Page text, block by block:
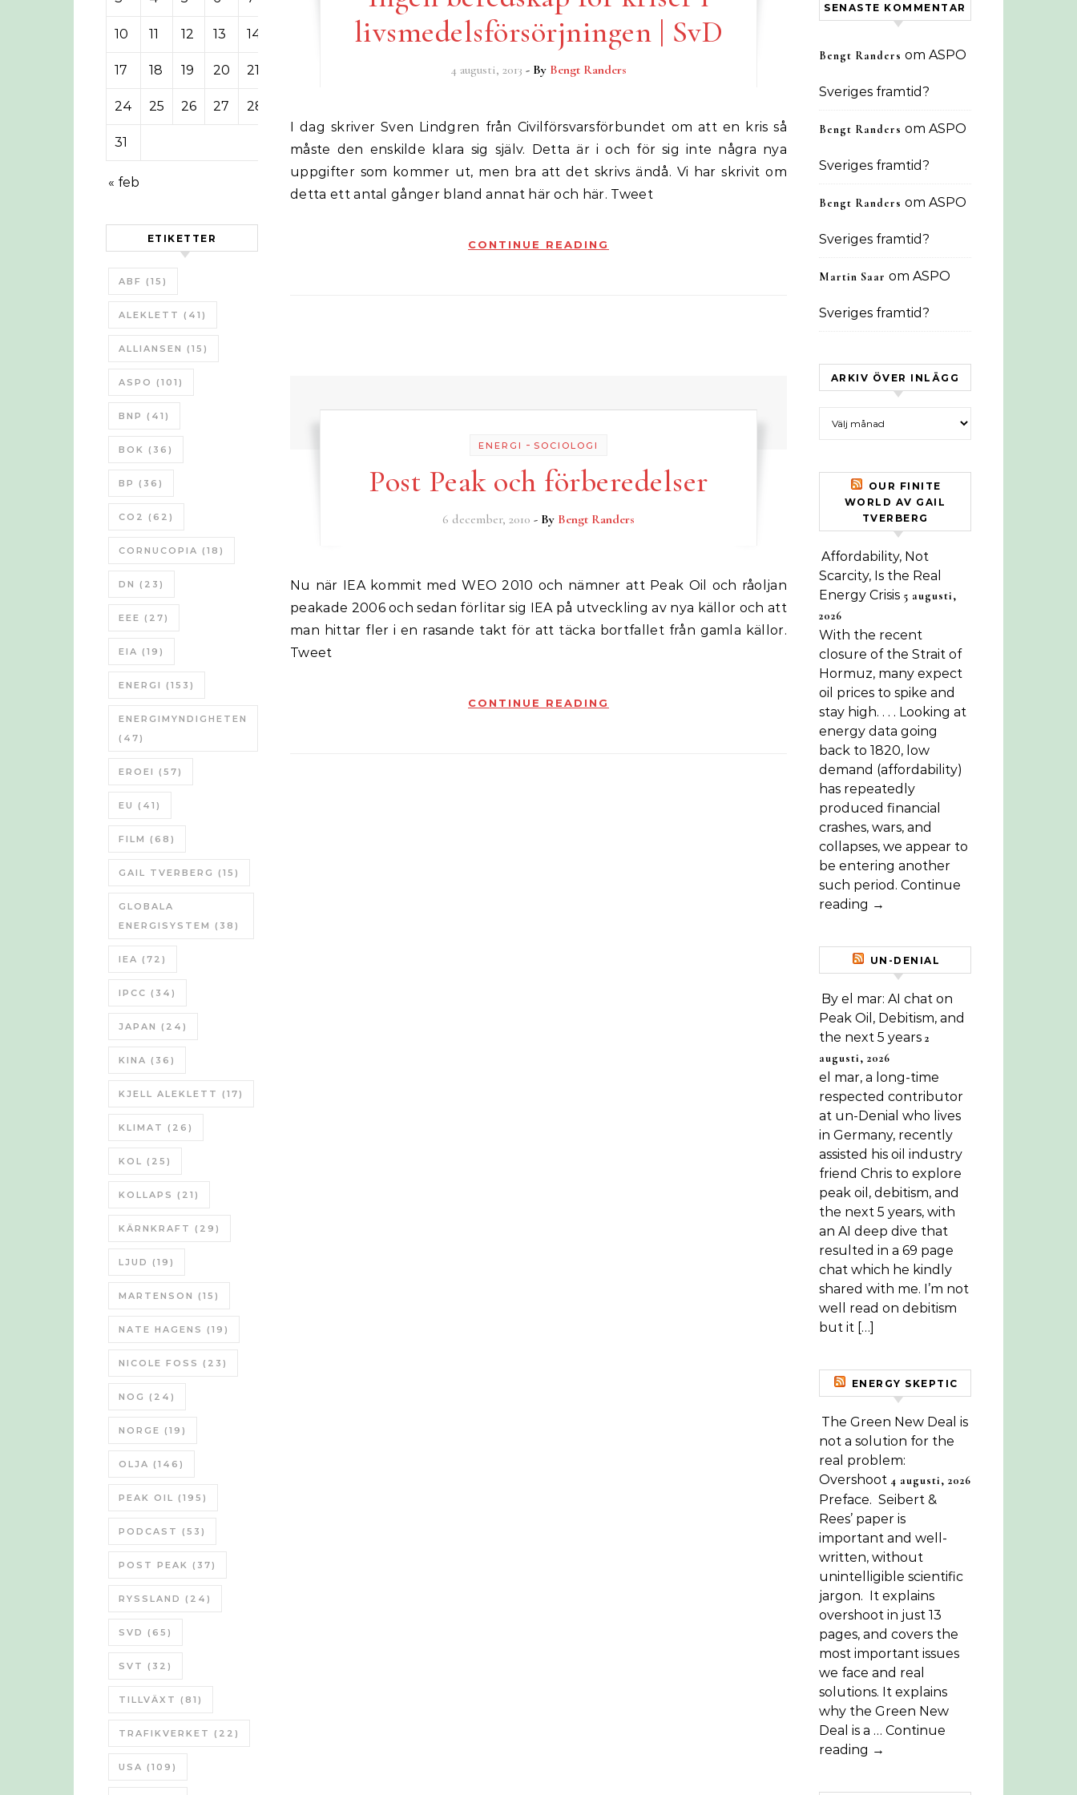
10 11 12 13 14
17 18 19 20 21
24 25 26 27 28
31
« feb
ETIKETTER
ABF (15)
ALEKLETT (41)
ALLIANSEN (15)
ASPO (101)
BNP (41)
BOK (36)
BP (36)
CO2 (62)
CORNUCOPIA (18)
DN (23)
EEE (27)
EIA (19)
ENERGI (153)
ENERGIMYNDIGHETEN
(47)
EROEI (57)
EU (41)
FILM (68)
GAIL TVERBERG (15)
GLOBALA
ENERGISYSTEM (38)
IEA (72)
IPCC (34)
JAPAN (24)
KINA (36)
KJELL ALEKLETT (17)
KLIMAT (26)
KOL (25)
KOLLAPS (21)
KÄRNKRAFT (29)
LJUD (19)
MARTENSON (15)
NATE HAGENS (19)
NICOLE FOSS (23)
NOG (24)
NORGE (19)
OLJA (146)
PEAK OIL (195)
PODCAST (53)
POST PEAK (37)
RYSSLAND (24)
SVD (65)
SVT (32)
TILLVÄXT (81)
TRAFIKVERKET (22)
USA (109)
livsmedelsförsörjningen | SvD
4 augusti, 2013 - By Bengt Randers
I dag skriver Sven Lindgren från Civilförsvarsförbundet om att en kris så
måste den enskilde klara sig själv. Detta är i och för sig inte några nya
uppgifter som kommer ut, men bra att det skrivs ändå. Vi har skrivit om
detta ett antal gånger bland annat här och här. Tweet
CONTINUE READING
ENERGI - SOCIOLOGI
Post Peak och förberedelser
6 december, 2010 - By Bengt Randers
Nu när IEA kommit med WEO 2010 och nämner att Peak Oil och råoljan
peakade 2006 och sedan förlitar sig IEA på utveckling av nya källor och att
man hittar fler i en rasande takt för att täcka bortfallet från gamla källor.
Tweet
CONTINUE READING
SENASTE KOMMENTAR
Bengt Randers om ASPO
Sveriges framtid?
Bengt Randers om ASPO
Sveriges framtid?
Bengt Randers om ASPO
Sveriges framtid?
Martin Saar om ASPO
Sveriges framtid?
ARKIV ÖVER INLÄGG
OUR FINITE
WORLD AV GAIL
TVERBERG
Affordability, Not
Scarcity, Is the Real
Energy Crisis 5 augusti,
2026
With the recent
closure of the Strait of
Hormuz, many expect
oil prices to spike and
stay high. . . . Looking at
energy data going
back to 1820, low
demand (affordability)
has repeatedly
produced financial
crashes, wars, and
collapses, we appear to
be entering another
such period. Continue
reading →
UN-DENIAL
By el mar: AI chat on
Peak Oil, Debitism, and
the next 5 years 2
augusti, 2026
el mar, a long-time
respected contributor
at un-Denial who lives
in Germany, recently
assisted his oil industry
friend Chris to explore
peak oil, debitism, and
the next 5 years, with
an AI deep dive that
resulted in a 69 page
chat which he kindly
shared with me. I’m not
well read on debitism
but it […]
ENERGY SKEPTIC
The Green New Deal is
not a solution for the
real problem:
Overshoot 4 augusti, 2026
Preface. Seibert &
Rees’ paper is
important and well-
written, without
unintelligible scientific
jargon. It explains
overshoot in just 13
pages, and covers the
most important issues
we face and real
solutions. It explains
why the Green New
Deal is a … Continue
reading →